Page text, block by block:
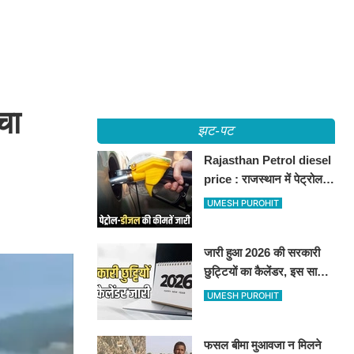
झट-पट
Rajasthan Petrol diesel
price : राजस्थान में पेट्रोल-
डीजल की कीमतें जारी, जानिए
UMESH PUROHIT
जारी हुआ 2026 की सरकारी
छुट्टियों का कैलेंडर, इस साल
कई बार मिलेगा लगातार
UMESH PUROHIT
फसल बीमा मुआवजा न मिलने